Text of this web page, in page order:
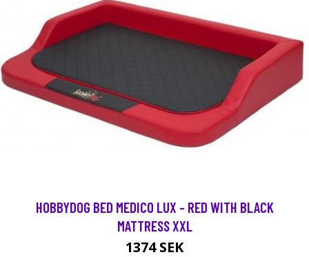
HOBBYDOG BED MEDICO LUX - RED WITH BLACK
MATTRESS XXL
1374 SEK